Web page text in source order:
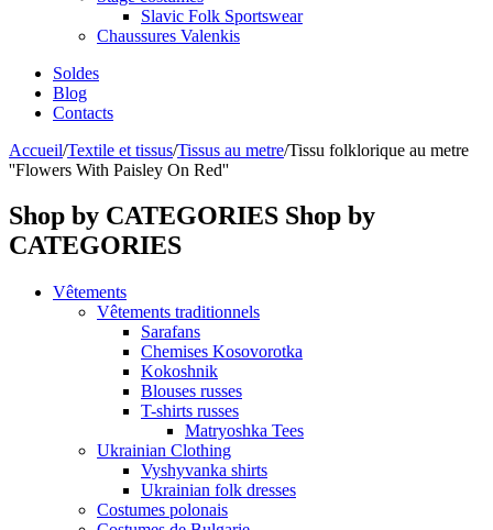
Slavic Folk Sportswear
Chaussures Valenkis
Soldes
Blog
Contacts
Accueil/Textile et tissus/Tissus au metre/Tissu folklorique au metre
''Flowers With Paisley On Red''
Shop by CATEGORIES Shop by
CATEGORIES
Vêtements
Vêtements traditionnels
Sarafans
Chemises Kosovorotka
Kokoshnik
Blouses russes
T-shirts russes
Matryoshka Tees
Ukrainian Clothing
Vyshyvanka shirts
Ukrainian folk dresses
Costumes polonais